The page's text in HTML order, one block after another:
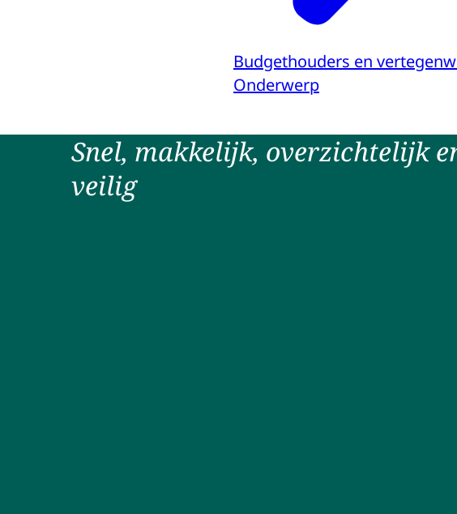
Budgethouders en
Onderwerp
Snel, makkelijk, overzichtelijk
veilig